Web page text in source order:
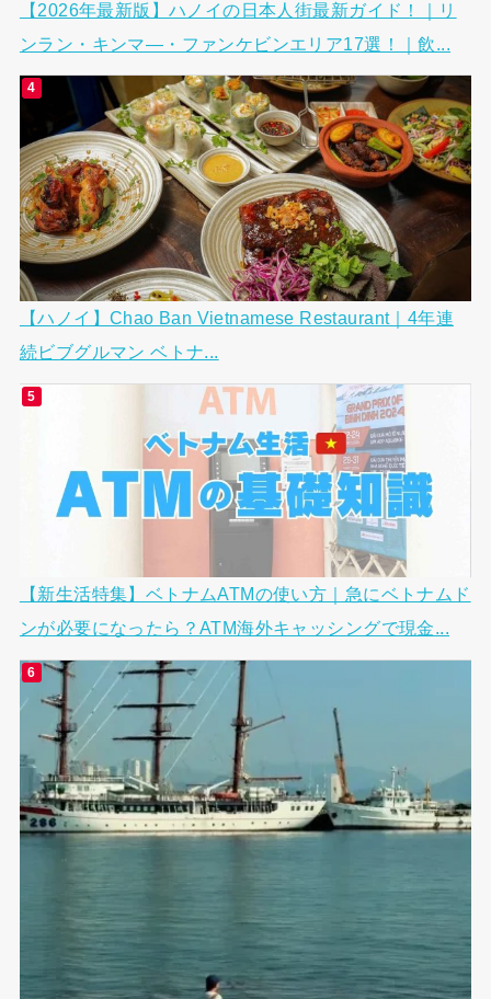
【2026年最新版】ハノイの日本人街最新ガイド！｜リ
ンラン・キンマ―・ファンケビンエリア17選！｜飲...
【ハノイ】Chao Ban Vietnamese Restaurant｜4年連
続ビブグルマン ベトナ...
【新生活特集】ベトナムATMの使い方｜急にベトナムド
ンが必要になったら？ATM海外キャッシングで現金...